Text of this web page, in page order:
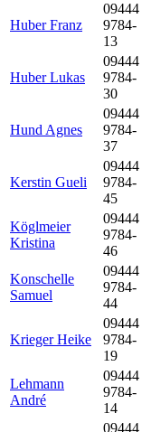
Huber Franz
09444
9784-
13
Huber Lukas
09444
9784-
30
Hund Agnes
09444
9784-
37
Kerstin Gueli
09444
9784-
45
Köglmeier
Kristina
09444
9784-
46
Konschelle
Samuel
09444
9784-
44
Krieger Heike
09444
9784-
19
Lehmann
André
09444
9784-
14
09444